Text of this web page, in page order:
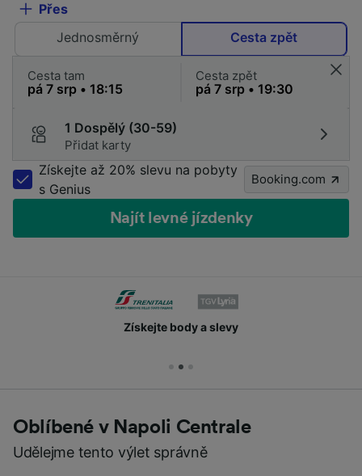
Přes
Jednosměrný
Cesta zpět
Cesta tam Cesta zpět
1 Dospělý (30-59)
Přidat karty
Získejte až 20% slevu na pobyty
s Genius
Booking.com
Najít levné jízdenky
Získejte body a slevy
Oblíbené v Napoli Centrale
Udělejme tento výlet správně